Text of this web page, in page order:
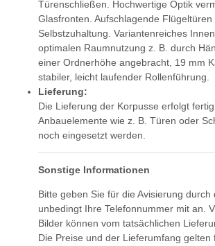
Türenschließen. Hochwertige Optik
Glasfronten. Aufschlagende Flügeltüren
Selbstzuhaltung. Variantenreiches
optimalen Raumnutzung z. B. durch
einer Ordnerhöhe angebracht, 19 mm
stabiler, leicht laufender Rollenführung.
Lieferung:
Die Lieferung der Korpusse erfolgt fertig
Anbauelemente wie z. B. Türen oder
noch eingesetzt werden.
Sonstige Informationen
Bitte geben Sie für die Avisierung durch
unbedingt Ihre Telefonnummer mit an.
Bilder können vom tatsächlichen
Die Preise und der Lieferumfang gelten